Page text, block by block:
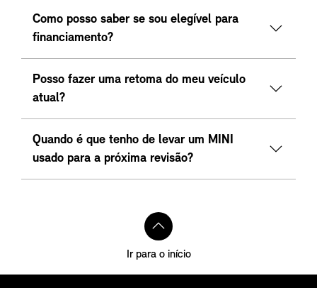
Como posso saber se sou elegível para
financiamento?
Posso fazer uma retoma do meu veículo
atual?
Quando é que tenho de levar um MINI
usado para a próxima revisão?
Ir para o início